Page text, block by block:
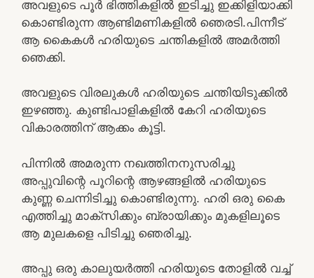
അവളുടെ പൂർ ഭിത്തികളിൽ ഇടിച്ചു ഇക്കിളിയാക്കി
കൊണ്ടിരുന്ന ആണ്ടിമണികളിൽ ഞെരടി.പിന്നീട്
ആ കൈകൾ ഹരിയുടെ ചന്തികളിൽ അമർത്തി
ഞെക്കി.
അവളുടെ വിരലുകൾ ഹരിയുടെ ചന്തിയിടുക്കിൽ
ഇഴഞ്ഞു. കുണ്ടിപാളികളിൽ കേറി ഹരിയുടെ
വികാരത്തിന് ആക്കം കൂട്ടി.
പിന്നിൽ അമരുന്ന നഖത്തിനനുസരിച്ചു
അപ്പുവിന്റെ പൂറിന്റെ ആഴങ്ങളിൽ ഹരിയുടെ
കുണ്ണ ചെന്നിടിച്ചു കൊണ്ടിരുന്നു. ഹരി ഒരു കൈ
എത്തിച്ചു മാക്സിക്കും ബ്രായിക്കും മുകളിലൂടെ
ആ മുലകളെ പിടിച്ചു ഞെരിച്ചു.
അപ്പു ഒരു കാലുയർത്തി ഹരിയുടെ തോളിൽ വച്ച്